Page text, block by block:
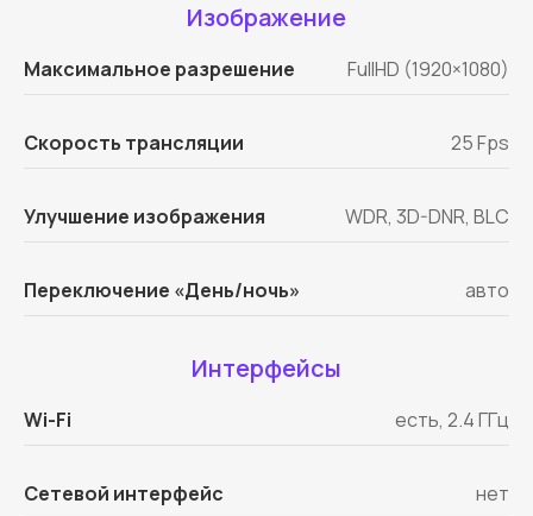
Изображение
Максимальное разрешение FullHD (1920×1080)
Скорость трансляции 25 Fps
Улучшение изображения WDR, 3D-DNR, BLC
Переключение «День/ночь» авто
Интерфейсы
Wi-Fi есть, 2.4 ГГц
Сетевой интерфейс нет